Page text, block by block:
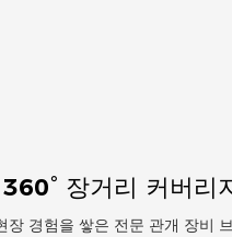
장거리 커버리
장 경험을 쌓은 전문 관개 장비